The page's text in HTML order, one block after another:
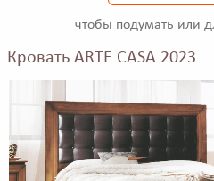
чтобы подумать или
Кровать ARTE CASA 2023